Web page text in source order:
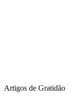
Artigos de Gratidão